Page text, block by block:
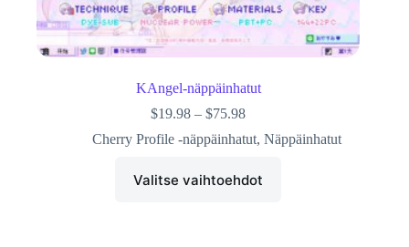
KAngel-näppäinhatut
$19.98 – $75.98
Cherry Profile -näppäinhatut, Näppäinhatut
Valitse vaihtoehdot